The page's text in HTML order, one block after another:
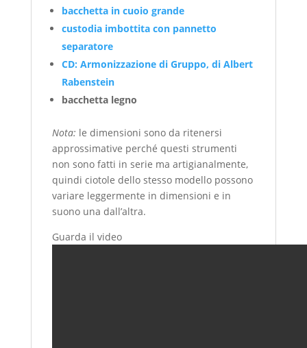
bacchetta in cuoio grande
custodia imbottita con pannetto
separatore
CD: Armonizzazione di Gruppo, di Albert
Rabenstein
bacchetta legno
Nota: le dimensioni sono da ritenersi
approssimative perché questi strumenti
non sono fatti in serie ma artigianalmente,
quindi ciotole dello stesso modello possono
variare leggermente in dimensioni e in
suono una dall’altra.
Guarda il video